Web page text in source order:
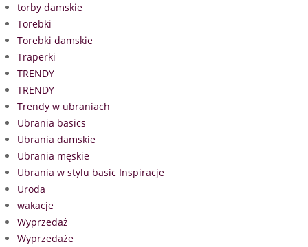
torby damskie
Torebki
Torebki damskie
Traperki
TRENDY
TRENDY
Trendy w ubraniach
Ubrania basics
Ubrania damskie
Ubrania męskie
Ubrania w stylu basic Inspiracje
Uroda
wakacje
Wyprzedaż
Wyprzedaże